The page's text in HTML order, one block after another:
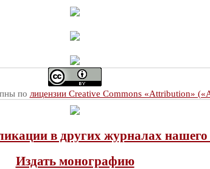
по лицензии Creative Commons «Attribution»
в других журналах нашего
Издать монографию